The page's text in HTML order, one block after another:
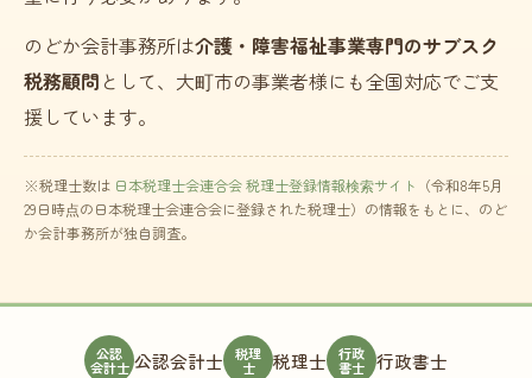
のどか会計事務所は介護・障害福祉事業専門のサブスク
税務顧問 として、大町市の事業者様にも全国対応でご支
援しています。
※税理士数は 日本税理士会連合会 税理士登録情報検索サイト （令和8年5月
29日時点の日本税理士会連合会に登録された税理士）の情報をもとに、のど
か会計事務所が独自調査。
公認
会計士 公認会計士 税理
士 税理士 行政
書士 行政書士